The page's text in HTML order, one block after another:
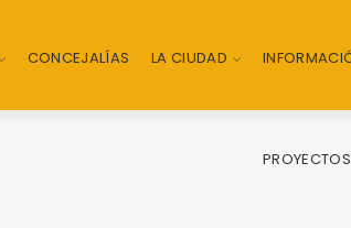
CONCEJALÍAS LA CIUDAD